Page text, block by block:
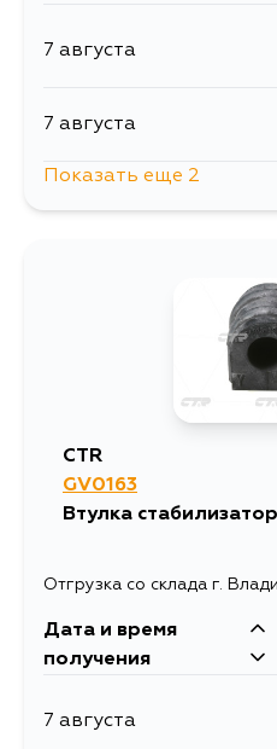
7 августа
7 августа
Показать еще 2
CTR
GV0163
Втулка
Отгрузка со склада г.
Дата и время
получения
7 августа